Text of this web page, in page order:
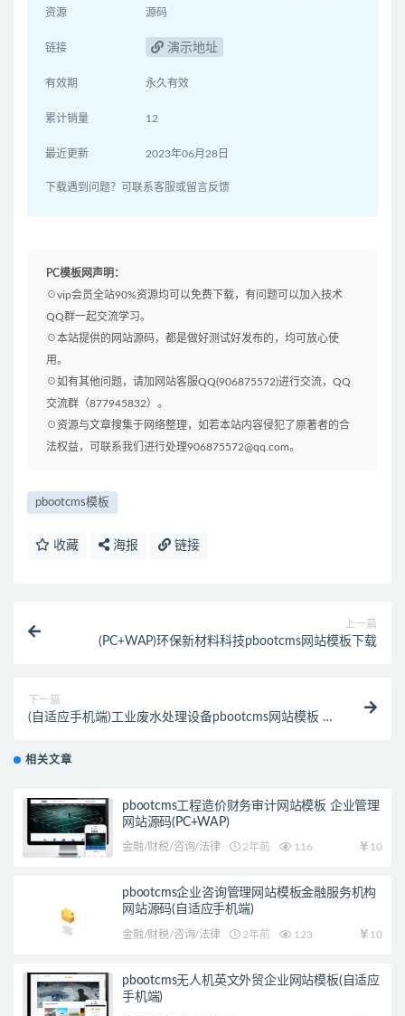
资源 源码
链接 演示地址
有效期 永久有效
累计销量 12
最近更新 2023年06月28日
下载遇到问题？可联系客服或留言反馈
PC模板网声明：
☉vip会员全站90%资源均可以免费下载，有问题可以加入技术
QQ群一起交流学习。
☉本站提供的网站源码，都是做好测试好发布的，均可放心使
用。
☉如有其他问题，请加网站客服QQ(906875572)进行交流，QQ
交流群（877945832）。
☉资源与文章搜集于网络整理，如若本站内容侵犯了原著者的合
法权益，可联系我们进行处理906875572@qq.com。
pbootcms模板
收藏 海报 链接
上一篇
(PC+WAP)环保新材料科技pbootcms网站模板下载
下一篇
(自适应手机端)工业废水处理设备pbootcms网站模板 环
相关文章
pbootcms工程造价财务审计网站模板 企业管理
网站源码(PC+WAP)
金融/财税/咨询/法律 2年前 116 10
pbootcms企业咨询管理网站模板金融服务机构
网站源码(自适应手机端)
金融/财税/咨询/法律 2年前 123 10
pbootcms无人机英文外贸企业网站模板(自适应
手机端)